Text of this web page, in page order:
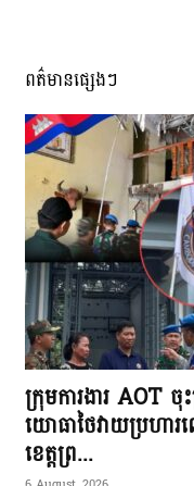
ពត៌មានផ្សេងៗ
ក្រុមការងារ AOT
យោធាថៃវាយប្រហ
ខេត្តព្រ...